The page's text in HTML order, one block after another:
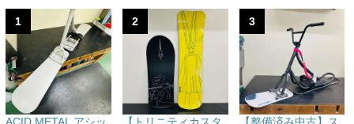
1
ACID METAL アシッ
2
【トリニティカスタ
3
【整備済み中古】ス